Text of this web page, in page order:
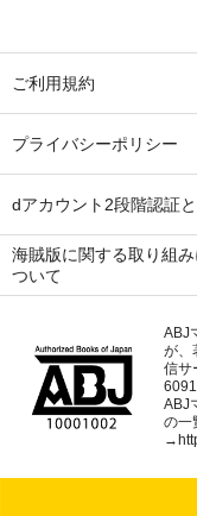
ご利用規約
プライバシーポリシー
dアカウント2段階認証
海賊版に関する取り組み
ついて
ABJ
が、
信サ
ABJ
の一
→